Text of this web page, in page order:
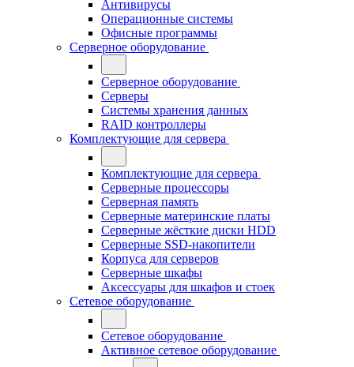
Антивирусы
Операционные системы
Офисные программы
Серверное оборудование
Серверное оборудование
Серверы
Системы хранения данных
RAID контроллеры
Комплектующие для сервера
Комплектующие для сервера
Серверные процессоры
Серверная память
Серверные материнские платы
Серверные жёсткие диски HDD
Серверные SSD-накопители
Корпуса для серверов
Серверные шкафы
Аксессуары для шкафов и стоек
Сетевое оборудование
Сетевое оборудование
Активное сетевое оборудование